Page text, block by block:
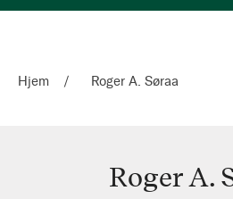
Hjem Roger A. Søraa
Roger A.